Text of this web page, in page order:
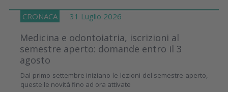
CRONACA 31 Luglio 2026
Medicina e odontoiatria, iscrizioni al
semestre aperto: domande entro il 3
agosto
Dal primo settembre iniziano le lezioni del semestre aperto,
queste le novità fino ad ora attivate